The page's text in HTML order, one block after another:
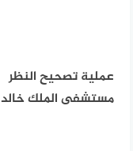
عملية تصحيح النظر
مستشفى الملك خالد